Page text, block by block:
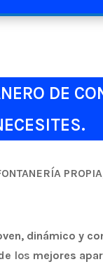
DE
dinámico y
los mejores